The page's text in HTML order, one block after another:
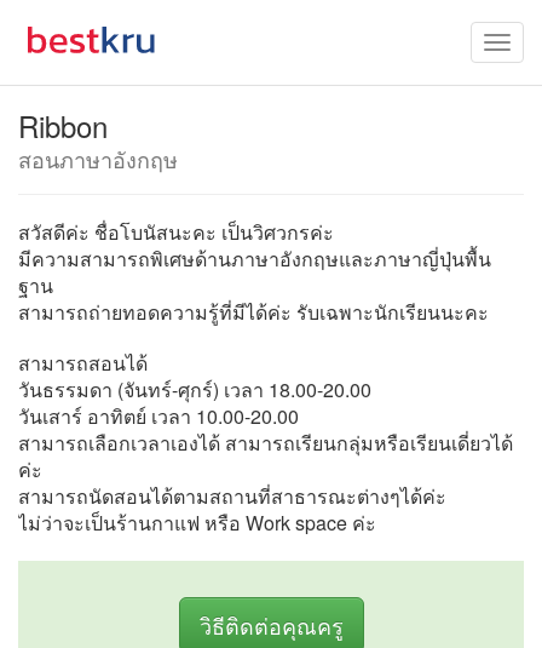
Ribbon
สอนภาษาอังกฤษ
สวัสดีค่ะ ชื่อโบนัสนะคะ เป็นวิศวกรค่ะ
มีความสามารถพิเศษด้านภาษาอังกฤษและภาษาญี่ปุ่นพื้น
ฐาน
สามารถถ่ายทอดความรู้ที่มีได้ค่ะ รับเฉพาะนักเรียนนะคะ
สามารถสอนได้
วันธรรมดา (จันทร์-ศุกร์) เวลา 18.00-20.00
วันเสาร์ อาทิตย์ เวลา 10.00-20.00
สามารถเลือกเวลาเองได้ สามารถเรียนกลุ่มหรือเรียนเดี่ยวได้
ค่ะ
สามารถนัดสอนได้ตามสถานที่สาธารณะต่างๆได้ค่ะ
ไม่ว่าจะเป็นร้านกาแฟ หรือ Work space ค่ะ
วิธีติดต่อคุณครู